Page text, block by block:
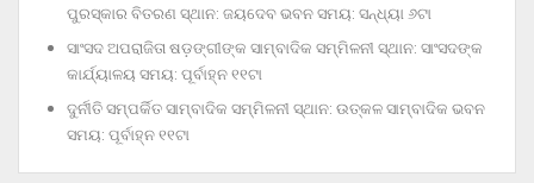
ପୁରସ୍କାର ବିତରଣ ସ୍ଥାନ: ଜୟଦେବ ଭବନ ସମୟ: ସନ୍ଧ୍ୟା ୬ଟା
ସାଂସଦ ଅପରାଜିତା ଷଡ଼ଙ୍ଗୀଙ୍କ ସାମ୍ବାଦିକ ସମ୍ମିଳନୀ ସ୍ଥାନ: ସାଂସଦଙ୍କ
କାର୍ଯ୍ୟାଳୟ ସମୟ: ପୂର୍ବାହ୍ନ ୧୧ଟା
ଦୁର୍ନୀତି ସମ୍ପର୍କିତ ସାମ୍ବାଦିକ ସମ୍ମିଳନୀ ସ୍ଥାନ: ଉତ୍କଳ ସାମ୍ବାଦିକ ଭବନ
ସମୟ: ପୂର୍ବାହ୍ନ ୧୧ଟା